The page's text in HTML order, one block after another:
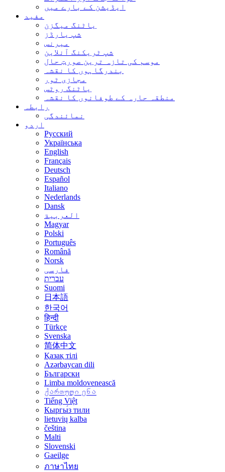
ایڈیشن کے بارے میں
مفید
یاٹنگ میگزن
شپ یارڈز
میرنس
شپ ٹریکنگ آنلاین
موسم کی تازہ ترین صورتِ حال
بندرگاہوں کا نقشہ
مجازی ٹور
یاٹنگ روٹس
منطقہ حارہ کے طوفانوں کا نقشہ
رابطہ
نمائندگی
اردو
Русский
Українська
English
Français
Deutsch
Español
Italiano
Nederlands
Dansk
العربية
Magyar
Polski
Português
Română
Norsk
فارسی
עברית
Suomi
日本語
한국어
हिन्दी
Türkçe
Svenska
简体中文
Қазақ тілі
Azərbaycan dili
Български
Limba moldovenească
ქართული ენა
Tiếng Việt
Кыргы́з тили
lietuvių kalba
čeština
Malti
Slovenski
Gaeilge
ภาษาไทย